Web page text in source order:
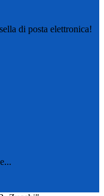
di posta elettronica!